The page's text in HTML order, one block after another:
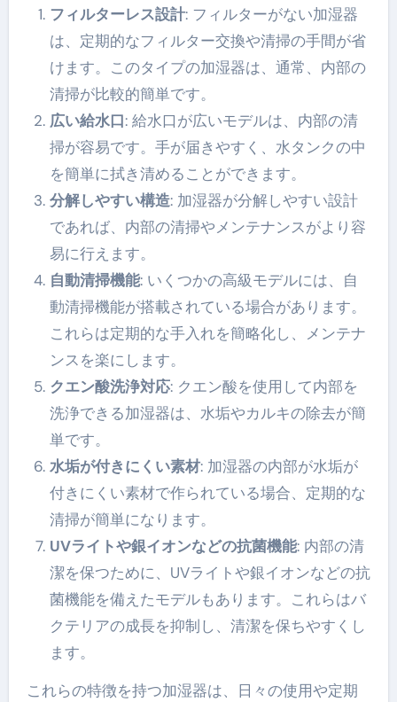
フィルターレス設計: フィルターがない加湿器
は、定期的なフィルター交換や清掃の手間が省
けます。このタイプの加湿器は、通常、内部の
清掃が比較的簡単です。
広い給水口: 給水口が広いモデルは、内部の清
掃が容易です。手が届きやすく、水タンクの中
を簡単に拭き清めることができます。
分解しやすい構造: 加湿器が分解しやすい設計
であれば、内部の清掃やメンテナンスがより容
易に行えます。
自動清掃機能: いくつかの高級モデルには、自
動清掃機能が搭載されている場合があります。
これらは定期的な手入れを簡略化し、メンテナ
ンスを楽にします。
クエン酸洗浄対応: クエン酸を使用して内部を
洗浄できる加湿器は、水垢やカルキの除去が簡
単です。
水垢が付きにくい素材: 加湿器の内部が水垢が
付きにくい素材で作られている場合、定期的な
清掃が簡単になります。
UVライトや銀イオンなどの抗菌機能: 内部の清
潔を保つために、UVライトや銀イオンなどの抗
菌機能を備えたモデルもあります。これらはバ
クテリアの成長を抑制し、清潔を保ちやすくし
ます。
これらの特徴を持つ加湿器は、日々の使用や定期